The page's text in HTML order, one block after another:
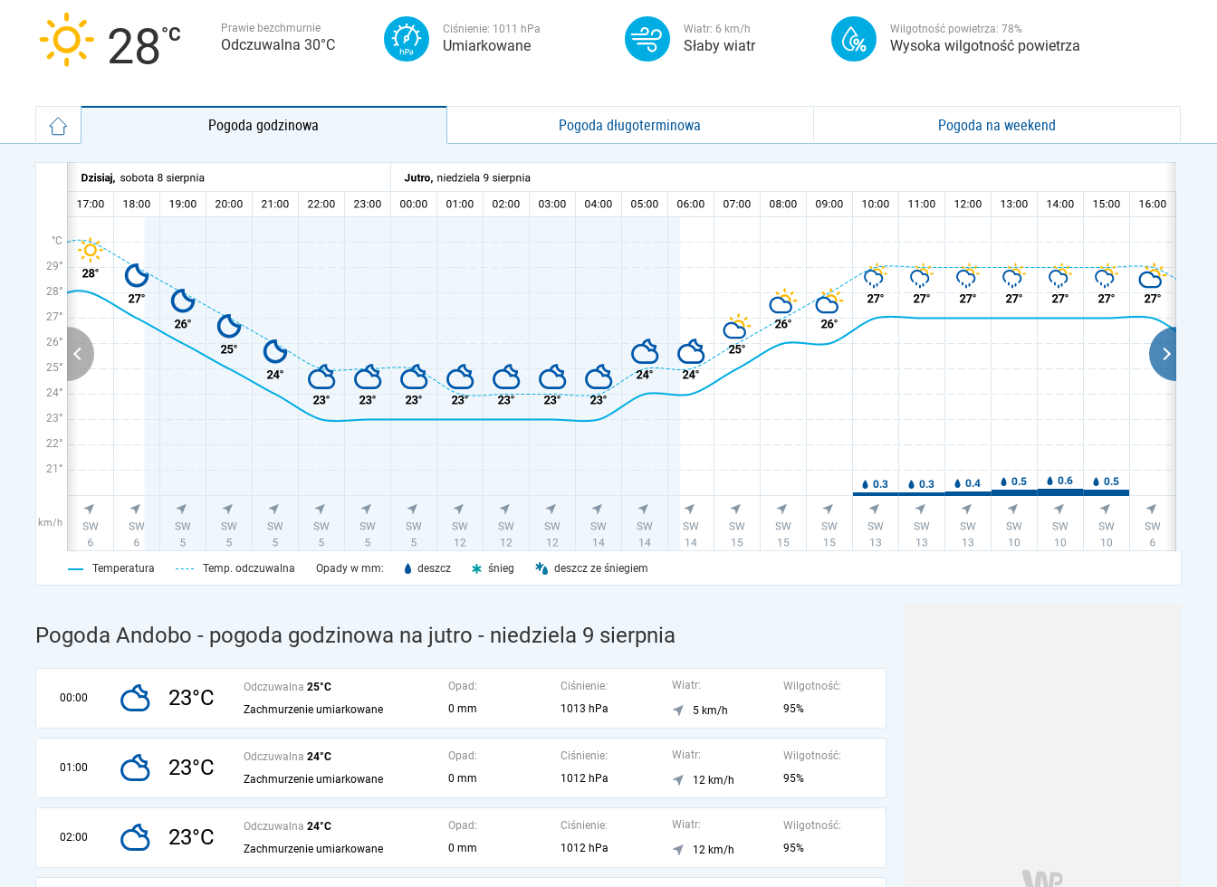
28 Prawie bezchmurnie
Odczuwalna 30°C
Ciśnienie: 1011 hPa
Umiarkowane
Wiatr: 6 km/h
Słaby wiatr
Wilgotność powietrza: 78%
Wysoka wilgotność powietrza
Pogoda godzinowa Pogoda długoterminowa Pogoda na weekend
°C
29°
28°
27°
26°
25°
24°
23°
22°
21°
km/h
Temperatura Temp. odczuwalna Opady w mm: deszcz śnieg deszcz ze śniegiem
Pogoda Andobo - pogoda godzinowa na jutro - niedziela 9 sierpnia
00:00 23°C Odczuwalna 25°C
Zachmurzenie umiarkowane
Opad:
0 mm
Ciśnienie:
1013 hPa
Wiatr:
5 km/h
Wilgotność:
95%
01:00 23°C Odczuwalna 24°C
Zachmurzenie umiarkowane
Opad:
0 mm
Ciśnienie:
1012 hPa
Wiatr:
12 km/h
Wilgotność:
95%
02:00 23°C Odczuwalna 24°C
Zachmurzenie umiarkowane
Opad:
0 mm
Ciśnienie:
1012 hPa
Wiatr:
12 km/h
Wilgotność:
95%